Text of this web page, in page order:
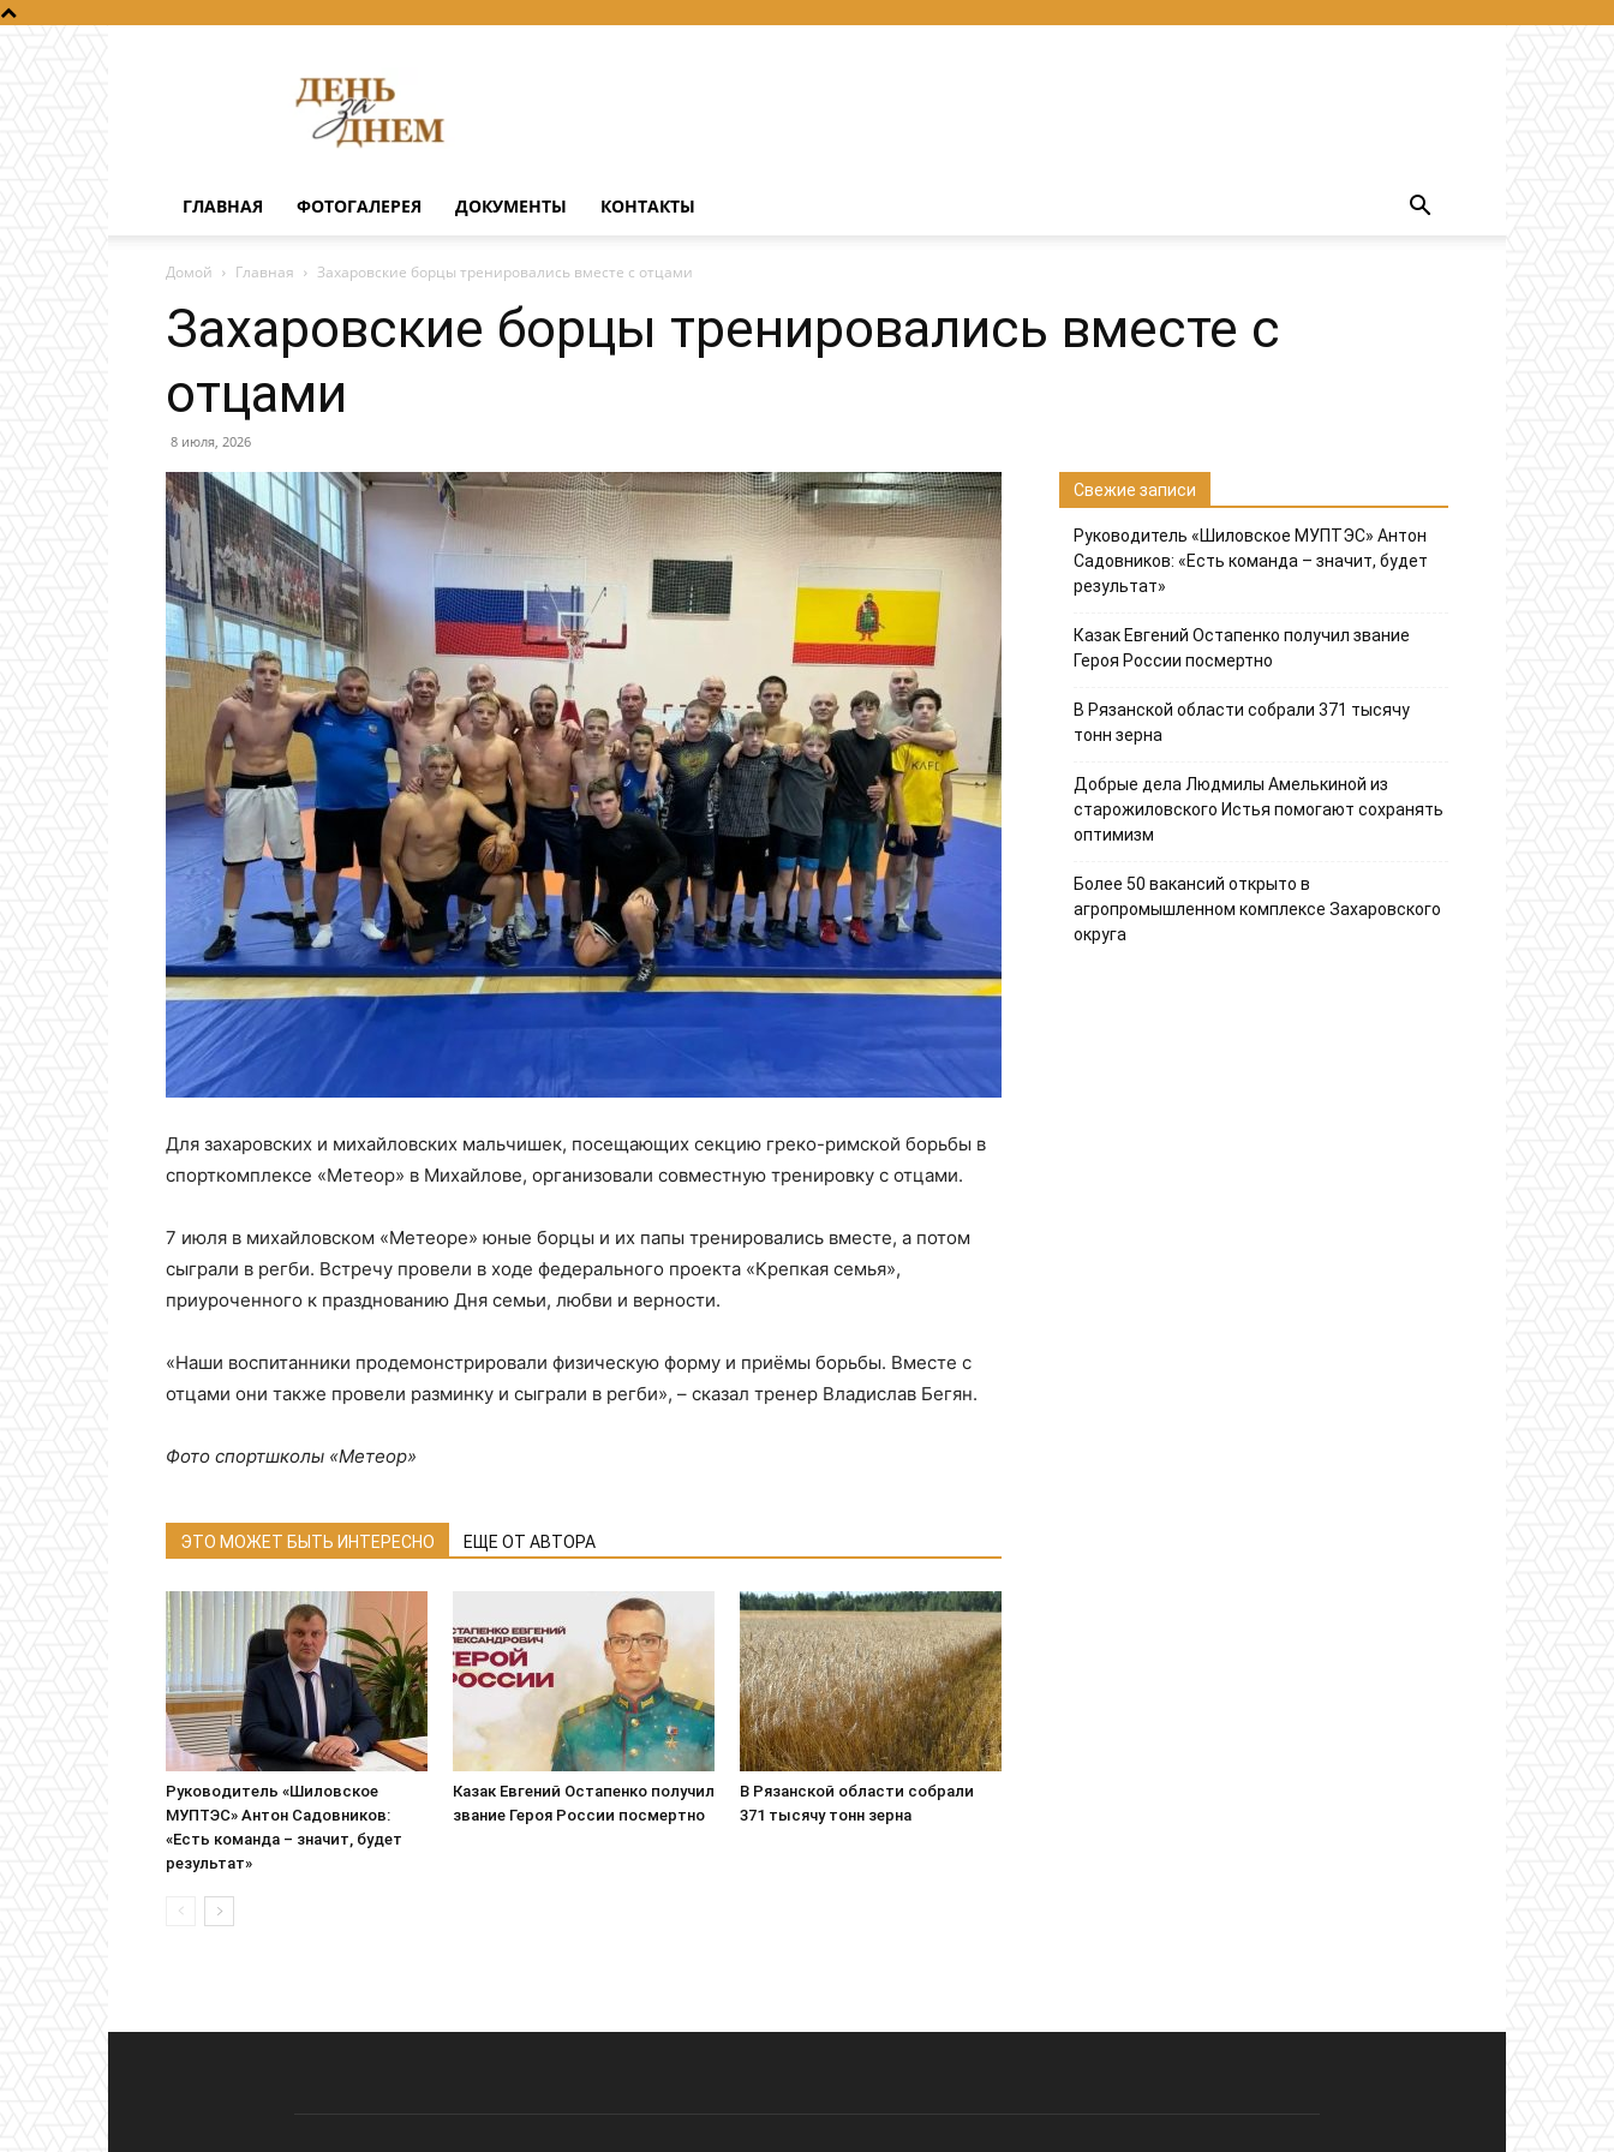
за
днем
ГЛАВНАЯ ФОТОГАЛЕРЕЯ ДОКУМЕНТЫ КОНТАКТЫ
Домой Главная Захаровские борцы тренировались вместе с отцами
Захаровские борцы тренировались вместе с
отцами
8 июля, 2026
Для захаровских и михайловских мальчишек, посещающих секцию греко-римской борьбы в
спорткомплексе «Метеор» в Михайлове, организовали совместную тренировку с отцами.
7 июля в михайловском «Метеоре» юные борцы и их папы тренировались вместе, а потом
сыграли в регби. Встречу провели в ходе федерального проекта «Крепкая семья»,
приуроченного к празднованию Дня семьи, любви и верности.
«Наши воспитанники продемонстрировали физическую форму и приёмы борьбы. Вместе с
отцами они также провели разминку и сыграли в регби», – сказал тренер Владислав Бегян.
Фото спортшколы «Метеор»
ЭТО МОЖЕТ БЫТЬ ИНТЕРЕСНО ЕЩЕ ОТ АВТОРА
Руководитель «Шиловское
МУПТЭС» Антон Садовников:
«Есть команда – значит, будет
результат»
Казак Евгений Остапенко получил
звание Героя России посмертно
В Рязанской области собрали
371 тысячу тонн зерна
Свежие записи
Руководитель «Шиловское МУПТЭС» Антон
Садовников: «Есть команда – значит, будет
результат»
Казак Евгений Остапенко получил звание
Героя России посмертно
В Рязанской области собрали 371 тысячу
тонн зерна
Добрые дела Людмилы Амелькиной из
старожиловского Истья помогают сохранять
оптимизм
Более 50 вакансий открыто в
агропромышленном комплексе Захаровского
округа